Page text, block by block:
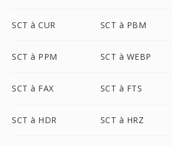
SCT à CUR SCT à PBM
SCT à PPM SCT à WEBP
SCT à FAX SCT à FTS
SCT à HDR SCT à HRZ